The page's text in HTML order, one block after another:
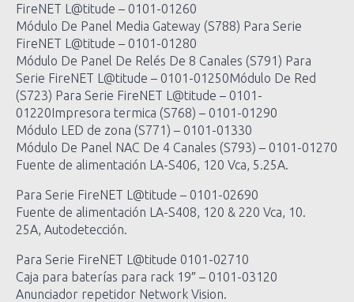
FireNET L@titude – 0101-01260
Módulo De Panel Media Gateway (S788) Para Serie
FireNET L@titude – 0101-01280
Módulo De Panel De Relés De 8 Canales (S791) Para
Serie FireNET L@titude – 0101-01250Módulo De Red
(S723) Para Serie FireNET L@titude – 0101-
01220Impresora termica (S768) – 0101-01290
Módulo LED de zona (S771) – 0101-01330
Módulo De Panel NAC De 4 Canales (S793) – 0101-01270
Fuente de alimentación LA-S406, 120 Vca, 5.25A.
Para Serie FireNET L@titude – 0101-02690
Fuente de alimentación LA-S408, 120 & 220 Vca, 10.
25A, Autodetección.
Para Serie FireNET L@titude 0101-02710
Caja para baterías para rack 19″ – 0101-03120
Anunciador repetidor Network Vision.